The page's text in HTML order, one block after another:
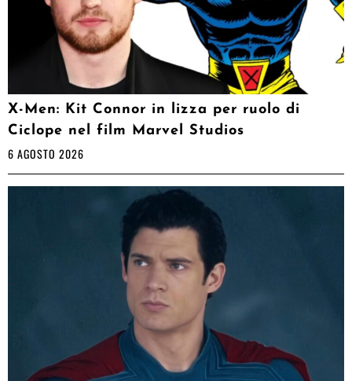
X-Men: Kit Connor in lizza per ruolo di
Ciclope nel film Marvel Studios
6 AGOSTO 2026